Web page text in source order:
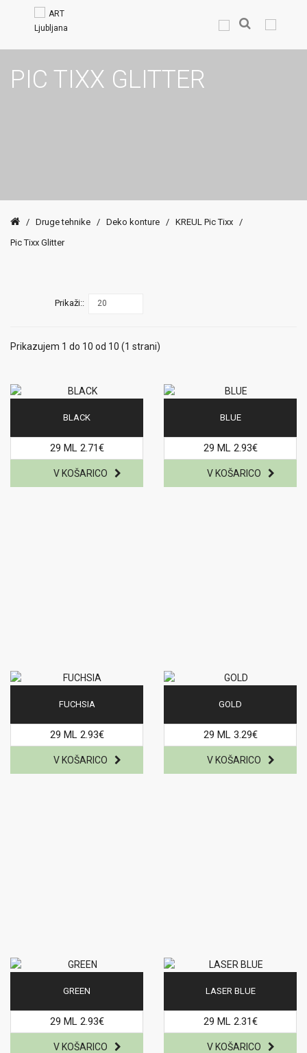
PIC TIXX GLITTER
/ Druge tehnike / Deko konture / KREUL Pic Tixx /
Pic Tixx Glitter
Prikaži::
Prikazujem 1 do 10 od 10 (1 strani)
BLACK
29 ML 2.71€
BLUE
29 ML 2.93€
FUCHSIA
29 ML 2.93€
GOLD
29 ML 3.29€
GREEN
29 ML 2.93€
LASER BLUE
29 ML 2.31€